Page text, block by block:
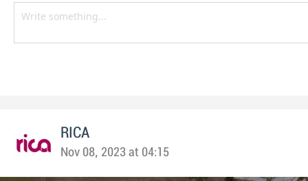
RICA
Nov 08, 2023 at 04:15